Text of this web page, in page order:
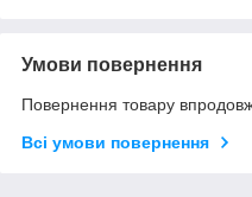
Умови повернення
Повернення товару
Всі умови повернення